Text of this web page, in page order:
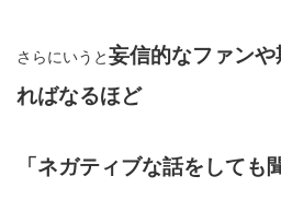
さらにいうと妄信的なファン
ればなるほど
「ネガティブな話をしても